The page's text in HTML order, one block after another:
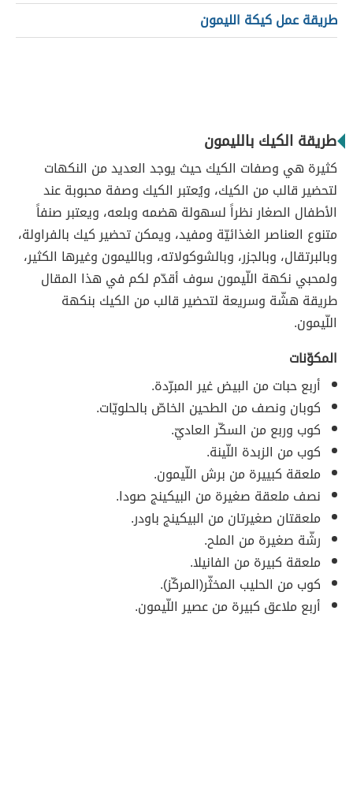
طريقة عمل كيكة الليمون
طريقة الكيك بالليمون
كثيرة هي وصفات الكيك حيث يوجد العديد من النكهات
لتحضير قالب من الكيك، ويُعتبر الكيك وصفة محبوبة عند
الأطفال الصغار نظراً لسهولة هضمه وبلعه، ويعتبر صنفاً
متنوع العناصر الغذائيّة ومفيد، ويمكن تحضير كيك بالفراولة،
وبالبرتقال، وبالجزر، وبالشوكولاته، وبالليمون وغيرها الكثير،
ولمحبي نكهة اللّيمون سوف أقدّم لكم في هذا المقال
طريقة هشّة وسريعة لتحضير قالب من الكيك بنكهة
اللّيمون.
المكوّنات
أربع حبات من البيض غير المبرّدة.
كوبان ونصف من الطحين الخاصّ بالحلويّات.
كوب وربع من السكّر العاديّ.
كوب من الزبدة اللّينة.
ملعقة كبييرة من برش اللّيمون.
نصف ملعقة صغيرة من البيكينج صودا.
ملعقتان صغيرتان من البيكينج باودر.
رشّة صغيرة من الملح.
ملعقة كبيرة من الفانيلا.
كوب من الحليب المخثّر(المركّز).
أربع ملاعق كبيرة من عصير اللّيمون.